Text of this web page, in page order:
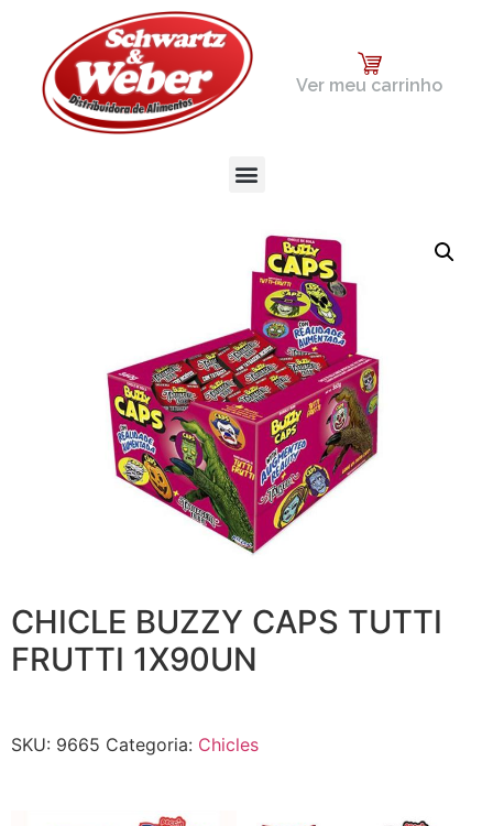
Ver meu carrinho
CHICLE BUZZY CAPS TUTTI
FRUTTI 1X90UN
SKU: 9665 Categoria: Chicles